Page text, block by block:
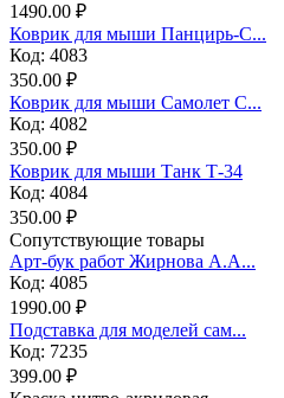
1490.00 ₽
Коврик для мыши Панцирь-С...
Код: 4083
350.00 ₽
Коврик для мыши Самолет С...
Код: 4082
350.00 ₽
Коврик для мыши Танк Т-34
Код: 4084
350.00 ₽
Сопутствующие товары
Арт-бук работ Жирнова А.А...
Код: 4085
1990.00 ₽
Подставка для моделей сам...
Код: 7235
399.00 ₽